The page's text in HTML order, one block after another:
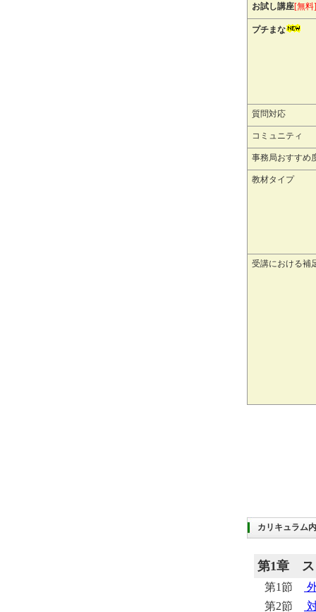
お試し講座[無料]
プチまな
質問対応
コミュニティ
事務局おすすめ
教材タイプ
受講における補
カリキュラム
第1章
第1節
第2節